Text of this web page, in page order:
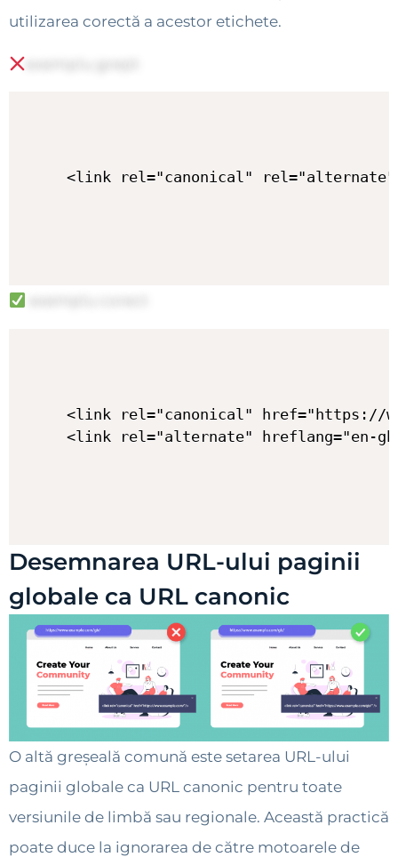
utilizarea corectă a acestor etichete.
<link rel="canonical" rel="alternate"
<link rel="canonical" href="https://
Desemnarea URL-ului paginii
globale ca URL canonic
O altă greșeală comună este setarea URL-ului
paginii globale ca URL canonic pentru toate
versiunile de limbă sau regionale. Această practică
poate duce la ignorarea de către motoarele de